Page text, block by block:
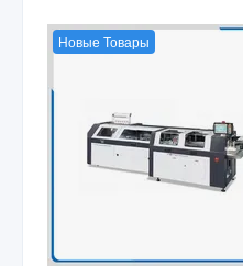
Новые Товары